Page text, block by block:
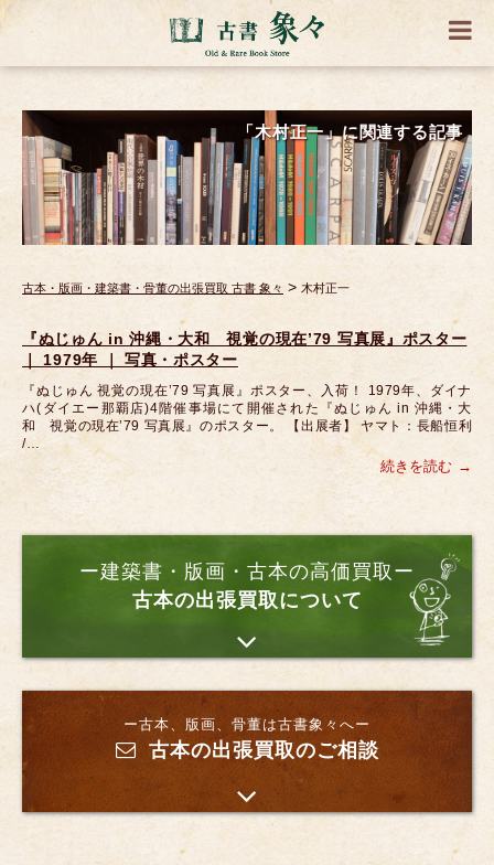
「木村正一」に関連する記事
古本・版画・建築書・骨董の出張買取 古書 象々 > 木村正一
『ぬじゅん in 沖縄・大和 視覚の現在’79 写真展』ポスター
｜ 1979年 ｜ 写真・ポスター
『ぬじゅん 視覚の現在’79 写真展』ポスター、入荷！ 1979年、ダイナ
ハ(ダイエー那覇店)4階催事場にて開催された『ぬじゅん in 沖縄・大
和 視覚の現在’79 写真展』のポスター。 【出展者】 ヤマト：長船恒利
/…
続きを読む
ー建築書・版画・古本の高価買取ー
古本の出張買取について
ー古本、版画、骨董は古書象々へー
古本の出張買取のご相談